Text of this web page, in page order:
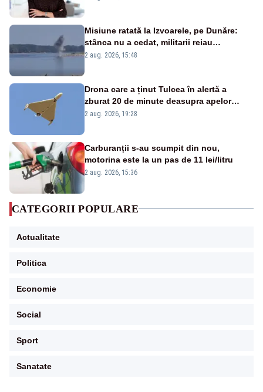
Misiune ratată la Izvoarele, pe Dunăre:
stânca nu a cedat, militarii reiau
detonările luni – VIDEO
2 aug. 2026, 15:48
Drona care a ținut Tulcea în alertă a
zburat 20 de minute deasupra apelor
României. Au fost ridicate două F-16
2 aug. 2026, 19:28
Carburanții s-au scumpit din nou,
motorina este la un pas de 11 lei/litru
2 aug. 2026, 15:36
CATEGORII POPULARE
Actualitate
Politica
Economie
Social
Sport
Sanatate